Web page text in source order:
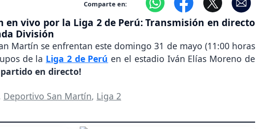
Comparte en:
en vivo por la Liga 2 de Perú: Transmisión en directo
División
Martín se enfrentan este domingo 31 de mayo (11:00 horas
de la Liga 2 de Perú en el estadio Iván Elías Moreno de
partido en directo!
Deportivo San Martín, Liga 2